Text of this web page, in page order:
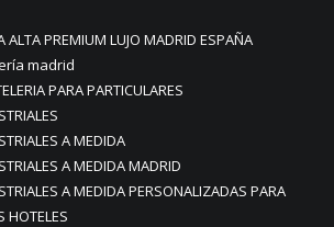
ALTA PREMIUM LUJO MADRID ESPAÑA
madrid
PARA PARTICULARES
A MEDIDA
A MEDIDA MADRID
A MEDIDA PERSONALIZADAS PARA
HOTELES